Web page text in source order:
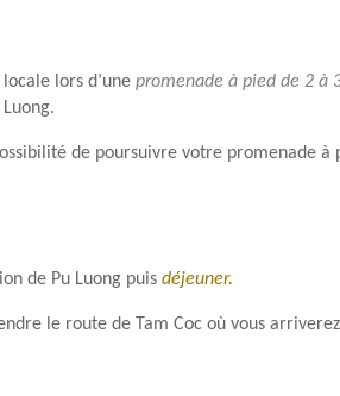
lors d’une promenade à pied de 2 à
de poursuivre votre promenade à
de Pu Luong puis déjeuner.
le route de Tam Coc où vous